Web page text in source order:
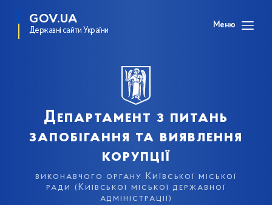
GOV.UA
Державні сайти України
Меню
Департамент з питань
запобігання та виявлення
корупції
виконавчого органу Київської міської
ради (Київської міської державної
адміністрації)